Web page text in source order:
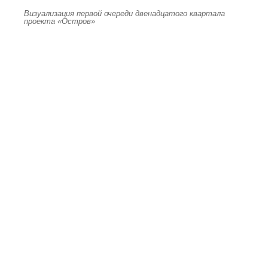
Визуализация первой очереди двенадцатого квартала
проекта «Остров»